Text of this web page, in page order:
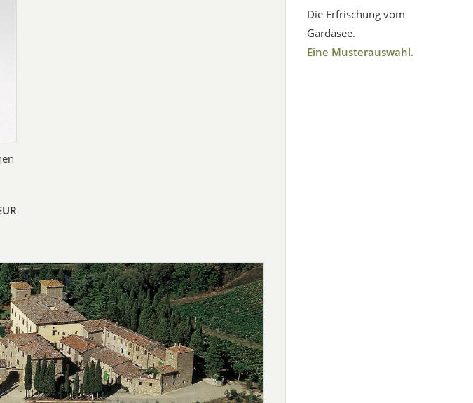
Die Erfrischung vom
Gardasee.
Eine Musterauswahl.